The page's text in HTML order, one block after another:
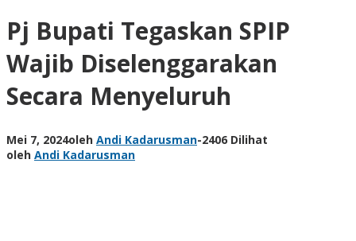
Pj Bupati Tegaskan SPIP
Wajib Diselenggarakan
Secara Menyeluruh
Mei 7, 2024oleh Andi Kadarusman-2406 Dilihat
oleh Andi Kadarusman